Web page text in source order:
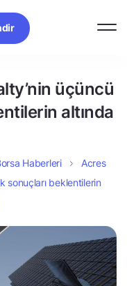
üçüncü
altında
Haberleri
Acres
sonuçları beklentilerin